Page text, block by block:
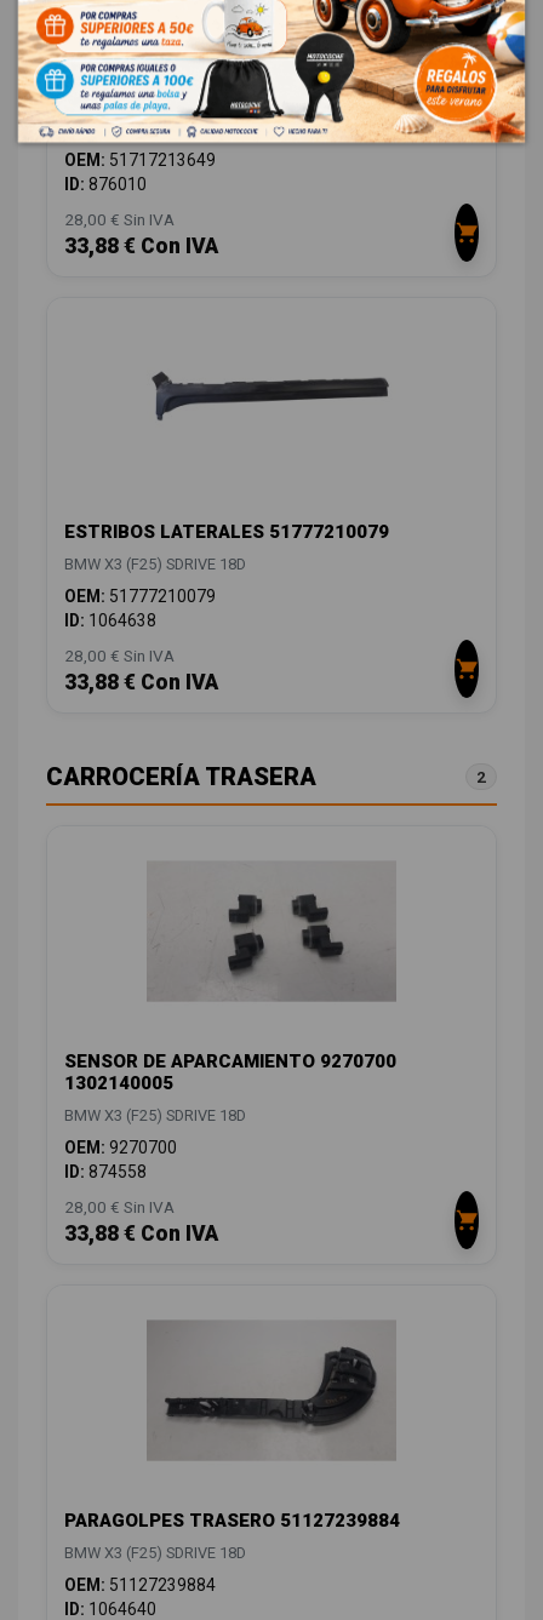
PASO RUEDA TRASERO IZQUIERDO
51717213649
BMW X3 (F25) SDRIVE 18D
OEM: 51717213649
ID: 876010
28,00 € Sin IVA
33,88 € Con IVA
ESTRIBOS LATERALES 51777210079
BMW X3 (F25) SDRIVE 18D
OEM: 51777210079
ID: 1064638
28,00 € Sin IVA
33,88 € Con IVA
CARROCERÍA TRASERA 2
SENSOR DE APARCAMIENTO 9270700
1302140005
BMW X3 (F25) SDRIVE 18D
OEM: 9270700
ID: 874558
28,00 € Sin IVA
33,88 € Con IVA
PARAGOLPES TRASERO 51127239884
BMW X3 (F25) SDRIVE 18D
OEM: 51127239884
ID: 1064640